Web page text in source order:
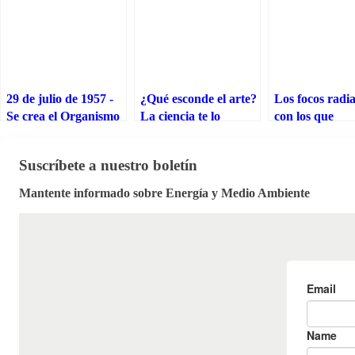
29 de julio de 1957 -
Se crea el Organismo
¿Qué esconde el arte?
La ciencia te lo
Los focos
con los que
agua
Suscríbete a nuestro boletín
Mantente informado sobre Energía y Medio Ambiente